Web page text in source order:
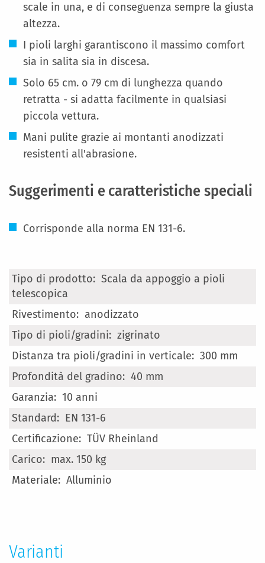
scale in una, e di conseguenza sempre la giusta
altezza.
I pioli larghi garantiscono il massimo comfort
sia in salita sia in discesa.
Solo 65 cm. o 79 cm di lunghezza quando
retratta - si adatta facilmente in qualsiasi
piccola vettura.
Mani pulite grazie ai montanti anodizzati
resistenti all'abrasione.
Suggerimenti e caratteristiche speciali
Corrisponde alla norma EN 131-6.
Maggiori
Informazioni
Scala da appoggio a pioli
telescopica
anodizzato
zigrinato
300 mm
40 mm
10 anni
EN 131-6
TÜV Rheinland
max. 150 kg
Alluminio
Varianti